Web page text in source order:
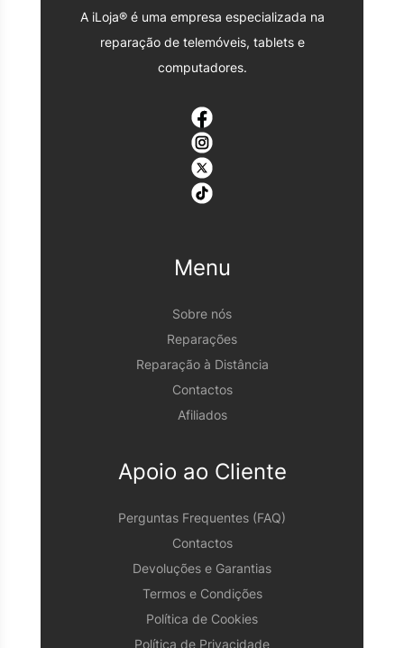
A iLoja® é uma empresa especializada na
reparação de telemóveis, tablets e
computadores.
Menu
Sobre nós
Reparações
Reparação à Distância
Contactos
Afiliados
Apoio ao Cliente
Perguntas Frequentes (FAQ)
Contactos
Devoluções e Garantias
Termos e Condições
Política de Cookies
Política de Privacidade